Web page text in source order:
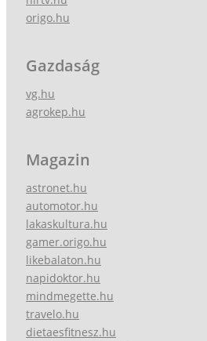
origo.hu
Gazdaság
vg.hu
agrokep.hu
Magazin
astronet.hu
automotor.hu
lakaskultura.hu
gamer.origo.hu
likebalaton.hu
napidoktor.hu
mindmegette.hu
travelo.hu
dietaesfitnesz.hu